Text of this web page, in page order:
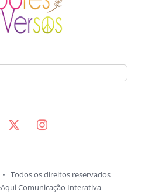
Todos os direitos reservados
Comunicação Interativa